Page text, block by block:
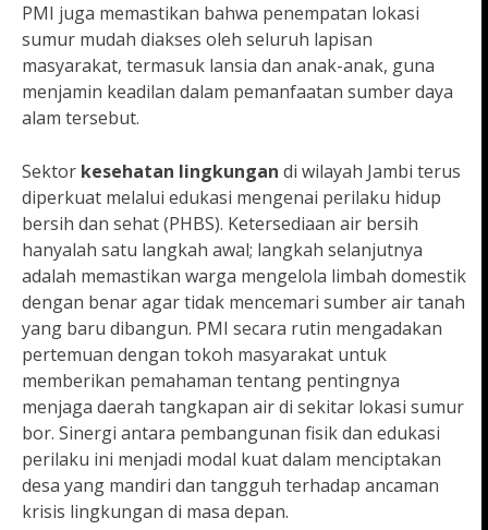
PMI juga memastikan bahwa penempatan lokasi
sumur mudah diakses oleh seluruh lapisan
masyarakat, termasuk lansia dan anak-anak, guna
menjamin keadilan dalam pemanfaatan sumber daya
alam tersebut.
Sektor kesehatan lingkungan di wilayah Jambi terus
diperkuat melalui edukasi mengenai perilaku hidup
bersih dan sehat (PHBS). Ketersediaan air bersih
hanyalah satu langkah awal; langkah selanjutnya
adalah memastikan warga mengelola limbah domestik
dengan benar agar tidak mencemari sumber air tanah
yang baru dibangun. PMI secara rutin mengadakan
pertemuan dengan tokoh masyarakat untuk
memberikan pemahaman tentang pentingnya
menjaga daerah tangkapan air di sekitar lokasi sumur
bor. Sinergi antara pembangunan fisik dan edukasi
perilaku ini menjadi modal kuat dalam menciptakan
desa yang mandiri dan tangguh terhadap ancaman
krisis lingkungan di masa depan.